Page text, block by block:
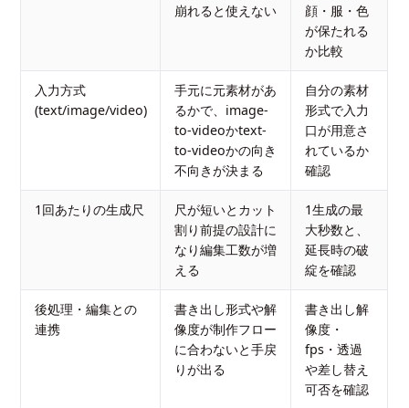
崩れると使えない
顔・服・色
が保たれる
か比較
入力方式
(text/image/video)
手元に元素材があ
るかで、image-
to-videoかtext-
to-videoかの向き
不向きが決まる
自分の素材
形式で入力
口が用意さ
れているか
確認
1回あたりの生成尺
尺が短いとカット
割り前提の設計に
なり編集工数が増
える
1生成の最
大秒数と、
延長時の破
綻を確認
後処理・編集との
連携
書き出し形式や解
像度が制作フロー
に合わないと手戻
りが出る
書き出し解
像度・
fps・透過
や差し替え
可否を確認